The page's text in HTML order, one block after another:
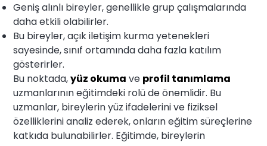
Geniş alınlı bireyler, genellikle grup çalışmalarında
daha etkili olabilirler.
Bu bireyler, açık iletişim kurma yetenekleri
sayesinde, sınıf ortamında daha fazla katılım
gösterirler.
Bu noktada,yüz okuma ve profil tanımlama
uzmanlarının eğitimdeki rolü de önemlidir. Bu
uzmanlar, bireylerin yüz ifadelerini ve fiziksel
özelliklerini analiz ederek, onların eğitim süreçlerine
katkıda bulunabilirler. Eğitimde, bireylerin